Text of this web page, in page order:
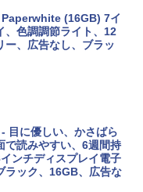
Neo A18 Proチッ
ートブック：AIとAppl
めに設計、Liquid Ret
8GBユニファイドメモ
Touch ID - インディ
15.6 16インチ パソコ
Lavie ASUS HP dyna
ド - 800 Robux 【限
テムを含む】 【オンラ
】 ロブロックス | オン
& Business 202
ンラインコード版|Wind
応|PC2台
公式テキスト 第４版
言葉 AI画像生成シリー
トLabo)
(16GB) 7イ
、色調調節ライト、12
ー、広告なし、ブラッ
目に優しい、かさばら
で読みやすい、6週間持
ンチディスプレイ電子
ラック、16GB、広告な